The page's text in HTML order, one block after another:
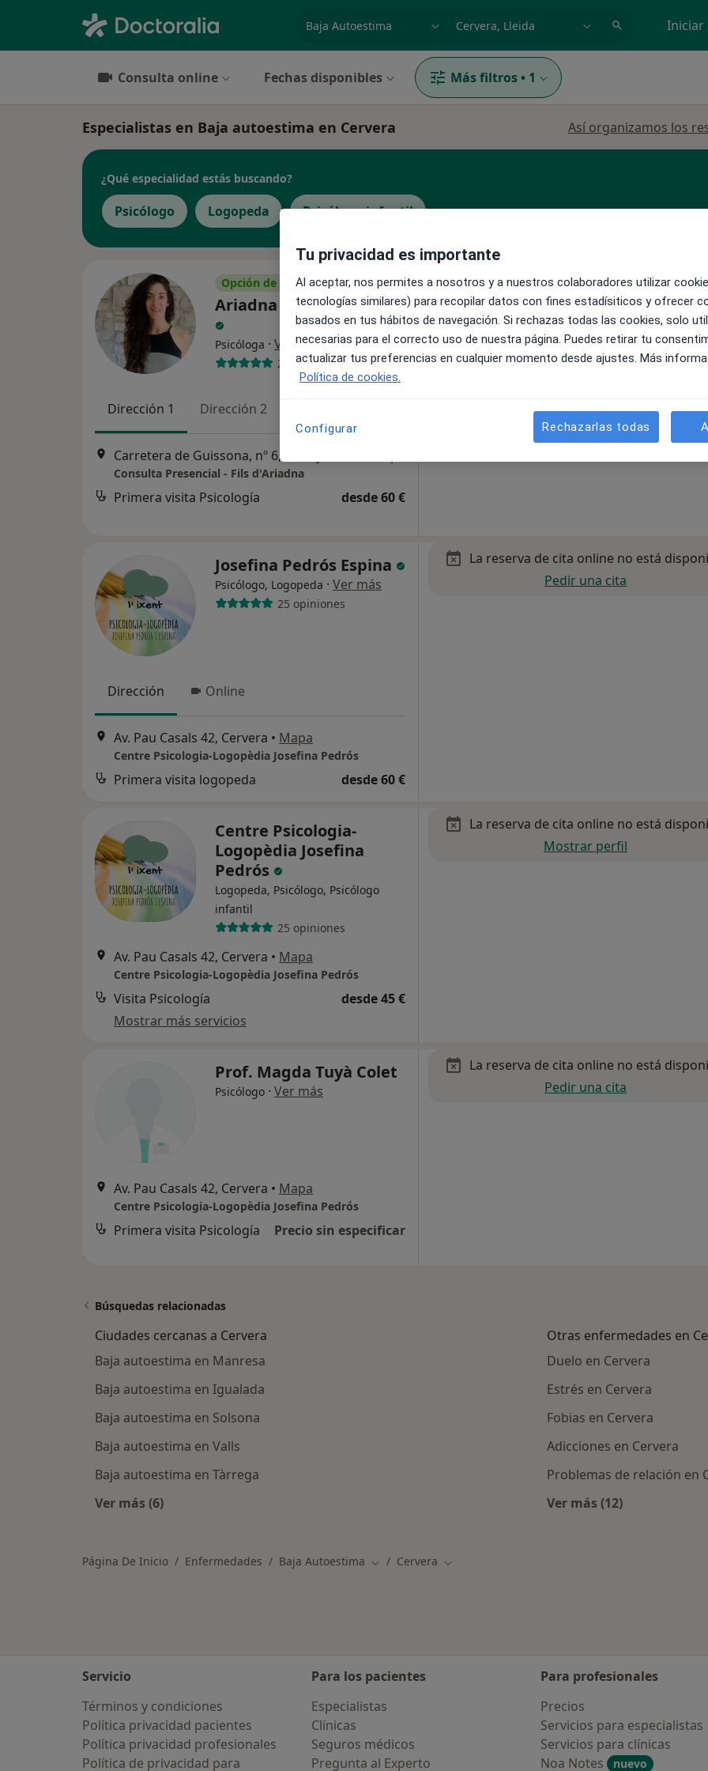
Iniciar
Consulta online Fechas disponibles Más filtros • 1
Especialistas en Baja autoestima en Cervera Así organizamos los
¿Qué especialidad estás buscando?
Psicólogo Logopeda Psicólogo infantil
Opción de pago online
Ariadna Castellà Sociats
Psicóloga · Ver más
20 opiniones
Dirección 1 Dirección 2
Consulta Presencial - Fils d'Ariadna
Primera visita Psicología desde 60 €
La reserva de cita online no está
Pedir una cita
Josefina Pedrós Espina
Psicólogo, Logopeda · Ver más
25 opiniones
Dirección Online
Av. Pau Casals 42, Cervera • Mapa
Centre Psicologia-Logopèdia Josefina Pedrós
Primera visita logopeda desde 60 €
La reserva de cita online no está
Pedir una cita
Centre Psicologia-
Logopèdia Josefina
Pedrós
Logopeda, Psicólogo, Psicólogo
infantil
25 opiniones
Av. Pau Casals 42, Cervera • Mapa
Centre Psicologia-Logopèdia Josefina Pedrós
Visita Psicología
desde 45 €
Mostrar más servicios
La reserva de cita online no está
Mostrar perfil
Prof. Magda Tuyà Colet
Psicólogo · Ver más
Av. Pau Casals 42, Cervera • Mapa
Centre Psicologia-Logopèdia Josefina Pedrós
Primera visita Psicología Precio sin especificar
La reserva de cita online no está
Pedir una cita
Búsquedas relacionadas
Ciudades cercanas a Cervera
Baja autoestima en Manresa
Baja autoestima en Igualada
Baja autoestima en Solsona
Baja autoestima en Valls
Baja autoestima en Tàrrega
Ver más (6)
Otras enfermedades en
Duelo en Cervera
Estrés en Cervera
Fobias en Cervera
Adicciones en Cervera
Problemas de relación en
Ver más (12)
Página De Inicio Enfermedades Baja Autoestima Cambiar de ciudad
Cervera Cambiar de ciudad
Servicio
Términos y condiciones
Política privacidad pacientes
Política privacidad profesionales
Política de privacidad para
Para los pacientes
Especialistas
Clínicas
Seguros médicos
Pregunta al Experto
Para profesionales
Precios
Servicios para especialistas
Servicios para clínicas
Noa Notes
nuevo
Tu privacidad es importante
Al aceptar, nos permites a nosotros y a nuestros colaboradores utilizar
tecnologías similares) para recopilar datos con fines estadísiticos y ofrecer
basados en tus hábitos de navegación. Si rechazas todas las cookies, solo
necesarias para el correcto uso de nuestra página. Puedes retirar tu
actualizar tus preferencias en cualquier momento desde ajustes. Más
Política de cookies.
Configurar Rechazarlas todas